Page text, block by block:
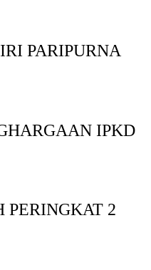
PARIPURNA
IPKD
PERINGKAT 2